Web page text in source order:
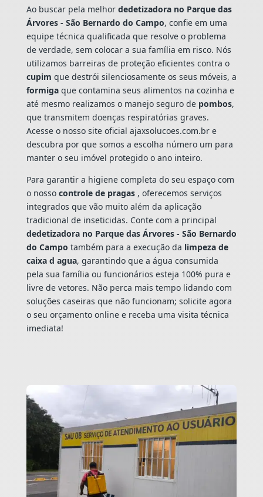
Ao buscar pela melhor dedetizadora no Parque das
Árvores - São Bernardo do Campo, confie em uma
equipe técnica qualificada que resolve o problema
de verdade, sem colocar a sua família em risco. Nós
utilizamos barreiras de proteção eficientes contra o
cupim que destrói silenciosamente os seus móveis, a
formigaque contamina seus alimentos na cozinha e
até mesmo realizamos o manejo seguro de pombos,
que transmitem doenças respiratórias graves.
Acesse o nosso site oficial ajaxsolucoes.com.br e
descubra por que somos a escolha número um para
manter o seu imóvel protegido o ano inteiro.
Para garantir a higiene completa do seu espaço com
o nosso controle de pragas , oferecemos serviços
integrados que vão muito além da aplicação
tradicional de inseticidas. Conte com a principal
dedetizadora no Parque das Árvores - São Bernardo
do Campo também para a execução da limpeza de
caixa d agua, garantindo que a água consumida
pela sua família ou funcionários esteja 100% pura e
livre de vetores. Não perca mais tempo lidando com
soluções caseiras que não funcionam; solicite agora
o seu orçamento online e receba uma visita técnica
imediata!